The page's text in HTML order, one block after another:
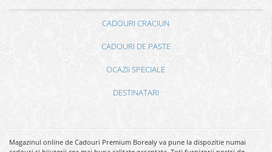
CADOURI CRACIUN
CADOURI DE PASTE
OCAZII SPECIALE
DESTINATARI
Magazinul online de Cadouri Premium Borealy va pune la dispozitie numai